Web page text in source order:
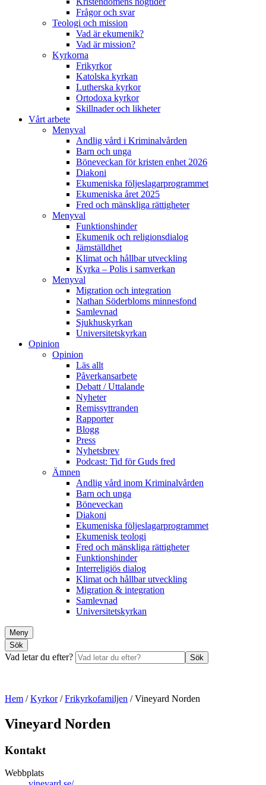
Frågor och svar
Teologi och mission
Vad är ekumenik?
Vad är mission?
Kyrkorna
Frikyrkor
Katolska kyrkan
Lutherska kyrkor
Ortodoxa kyrkor
Skillnader och likheter
Vårt arbete
Menyval
Andlig vård i Kriminalvården
Barn och unga
Böneveckan för kristen enhet 2026
Diakoni
Ekumeniska följeslagarprogrammet
Ekumeniska året 2025
Fred och mänskliga rättigheter
Menyval
Funktionshinder
Ekumenik och religionsdialog
Jämställdhet
Klimat och hållbar utveckling
Kyrka – Polis i samverkan
Menyval
Migration och integration
Nathan Söderbloms minnesfond
Samlevnad
Sjukhuskyrkan
Universitetskyrkan
Opinion
Opinion
Läs allt
Påverkansarbete
Debatt / Uttalande
Nyheter
Remissyttranden
Rapporter
Blogg
Press
Nyhetsbrev
Podcast: Tid för Guds fred
Ämnen
Andlig vård inom Kriminalvården
Barn och unga
Böneveckan
Diakoni
Ekumeniska följeslagarprogrammet
Ekumenisk teologi
Fred och mänskliga rättigheter
Funktionshinder
Interreligiös dialog
Klimat och hållbar utveckling
Migration & integration
Samlevnad
Universitetskyrkan
Meny
Sök
Vad letar du efter? Sök
Hem /Kyrkor/Frikyrkofamiljen /Vineyard Norden
Vineyard Norden
Kontakt
Webbplats